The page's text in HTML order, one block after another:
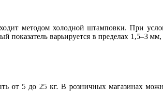
методом холодной штамповки. При
варьируется в пределах 1,5–3
от 5 до 25 кг. В розничных магазинах